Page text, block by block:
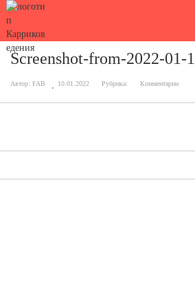
Screenshot-from-2022-01-
Автор: FAB 10.01.2022 Рубрика: Комментарии